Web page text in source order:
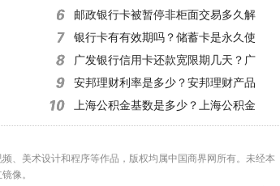
邮政银行卡被暂停非柜面交易多久解
银行卡有有效期吗？储蓄卡是永久使
广发银行信用卡还款宽限期几天？广
安邦理财利率是多少？安邦理财产品
上海公积金基数是多少？上海公积金
、美术设计和程序等作品，版权均属中国商界网所有。未经本
像。